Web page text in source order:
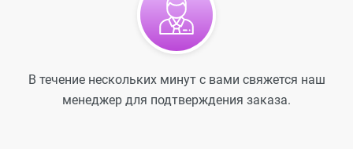
В течение нескольких минут с вами свяжется наш
менеджер для подтверждения заказа.